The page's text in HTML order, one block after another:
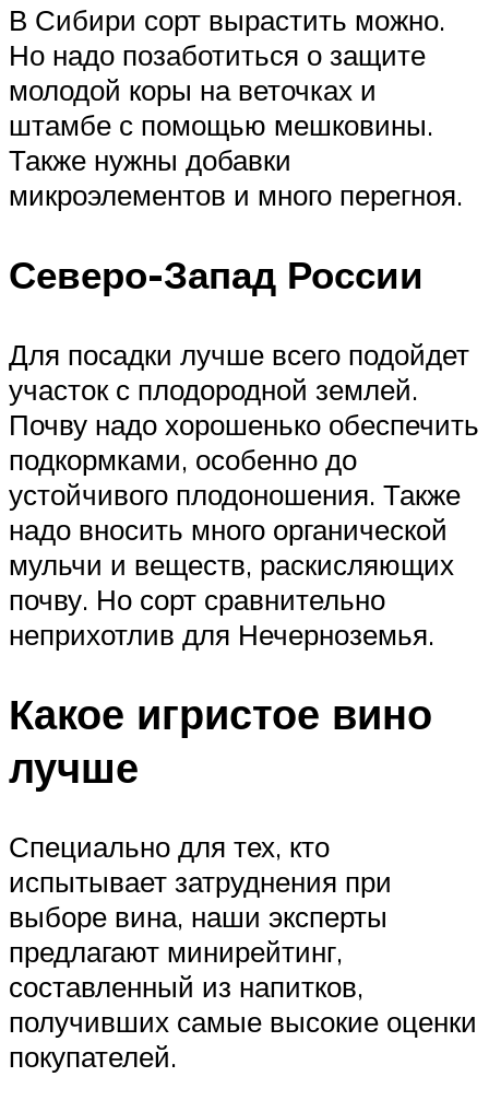
В Сибири сорт вырастить можно.
Но надо позаботиться о защите
молодой коры на веточках и
штамбе с помощью мешковины.
Также нужны добавки
микроэлементов и много перегноя.
Северо-Запад России
Для посадки лучше всего подойдет
участок с плодородной землей.
Почву надо хорошенько обеспечить
подкормками, особенно до
устойчивого плодоношения. Также
надо вносить много органической
мульчи и веществ, раскисляющих
почву. Но сорт сравнительно
неприхотлив для Нечерноземья.
Какое игристое вино
лучше
Специально для тех, кто
испытывает затруднения при
выборе вина, наши эксперты
предлагают минирейтинг,
составленный из напитков,
получивших самые высокие оценки
покупателей.